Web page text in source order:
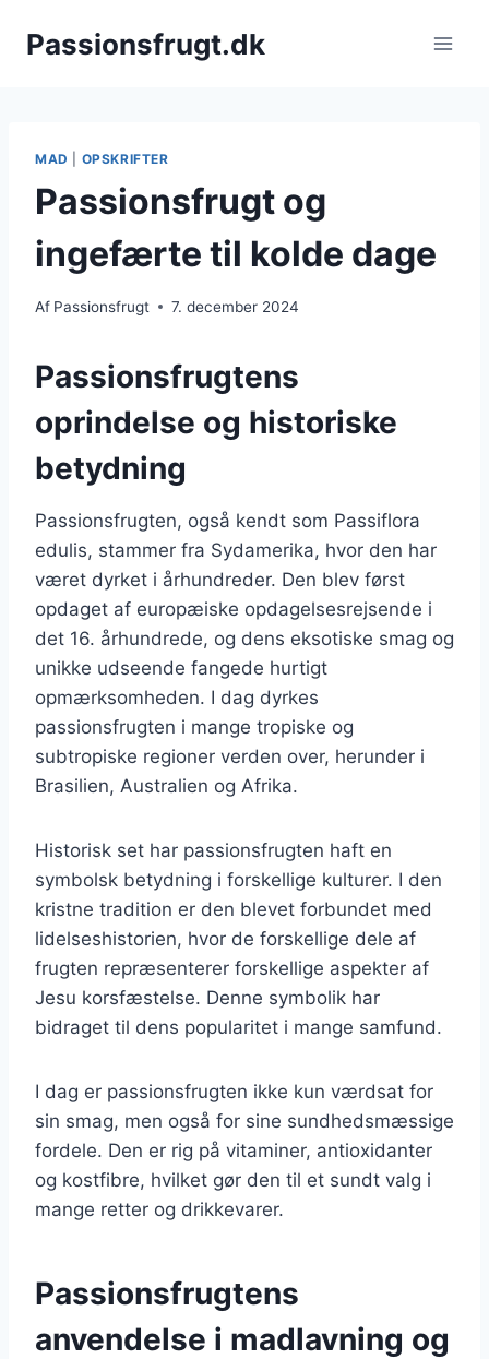
Passionsfrugt.dk
MAD OPSKRIFTER
Passionsfrugt og
ingefærte til kolde dage
Af Passionsfrugt 7. december 2024
Passionsfrugtens
oprindelse og historiske
betydning
Passionsfrugten, også kendt som Passiflora
edulis, stammer fra Sydamerika, hvor den har
været dyrket i århundreder. Den blev først
opdaget af europæiske opdagelsesrejsende i
det 16. århundrede, og dens eksotiske smag og
unikke udseende fangede hurtigt
opmærksomheden. I dag dyrkes
passionsfrugten i mange tropiske og
subtropiske regioner verden over, herunder i
Brasilien, Australien og Afrika.
Historisk set har passionsfrugten haft en
symbolsk betydning i forskellige kulturer. I den
kristne tradition er den blevet forbundet med
lidelseshistorien, hvor de forskellige dele af
frugten repræsenterer forskellige aspekter af
Jesu korsfæstelse. Denne symbolik har
bidraget til dens popularitet i mange samfund.
I dag er passionsfrugten ikke kun værdsat for
sin smag, men også for sine sundhedsmæssige
fordele. Den er rig på vitaminer, antioxidanter
og kostfibre, hvilket gør den til et sundt valg i
mange retter og drikkevarer.
Passionsfrugtens
anvendelse i madlavning og